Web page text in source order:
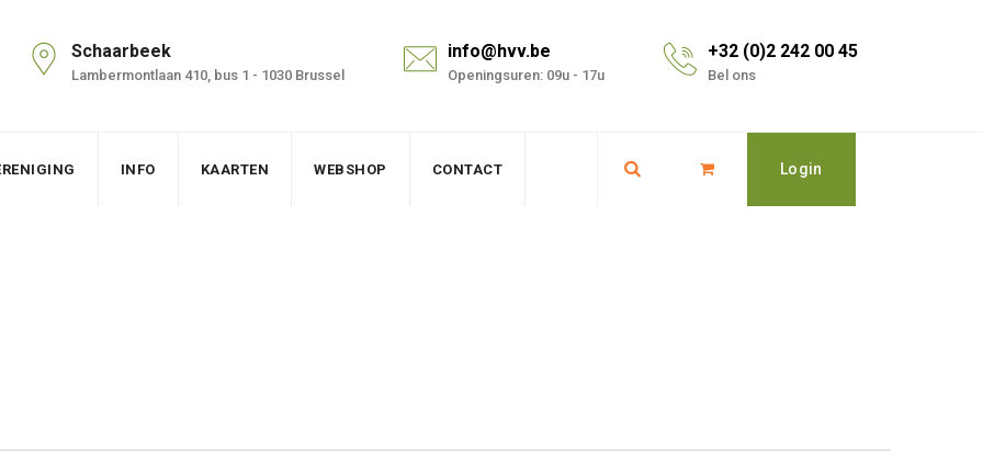
Schaarbeek
Lambermontlaan 410, bus 1 - 1030 Brussel
info@hvv.be
Openingsuren: 09u - 17u
+32 (0)2 242 00 45
Bel ons
INFO KAARTEN WEBSHOP CONTACT Login